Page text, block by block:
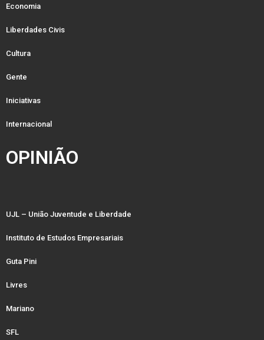
Economia
Liberdades Civis
Cultura
Gente
Iniciativas
Internacional
OPINIÃO
UJL – União Juventude e Liberdade
Instituto de Estudos Empresariais
Guta Pini
Livres
Mariano
SFL